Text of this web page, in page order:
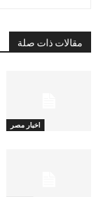
مقالات ذات صلة
اخبار مصر